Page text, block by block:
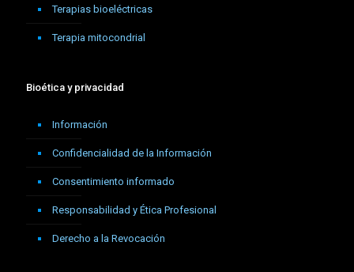
Terapias bioeléctricas
Terapia mitocondrial
Bioética y privacidad
Información
Confidencialidad de la Información
Consentimiento informado
Responsabilidad y Ética Profesional
Derecho a la Revocación